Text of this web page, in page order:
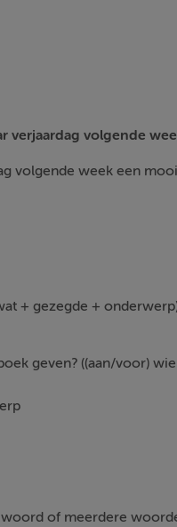
verjaardag volgende
volgende week een
+ gezegde +
geven? ((aan/voor)
woord of meerdere